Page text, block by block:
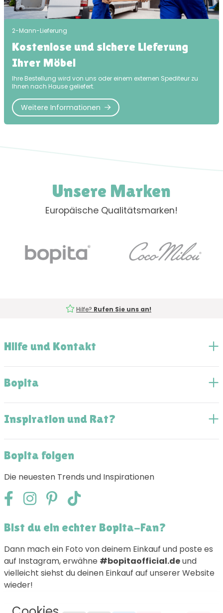
2-Mann-Lieferung
Kostenlose und sichere Lieferung
Ihrer Möbel
Ihre Bestellung wird von uns oder einem externen Spediteur zu
Ihnen nach Hause geliefert.
Weitere Informationen
Unsere Marken
Europäische Qualitätsmarken!
Hilfe? Rufen Sie uns an!
Hilfe und Kontakt
Bopita
Inspiration und Rat?
Bopita folgen
Die neuesten Trends und Inspirationen
Bist du ein echter Bopita-Fan?
Dann mach ein Foto von deinem Einkauf und poste es
auf Instagram, erwähne #bopitaofficial.deund
vielleicht siehst du deinen Einkauf auf unserer Website
wieder!